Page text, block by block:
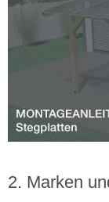
Marken